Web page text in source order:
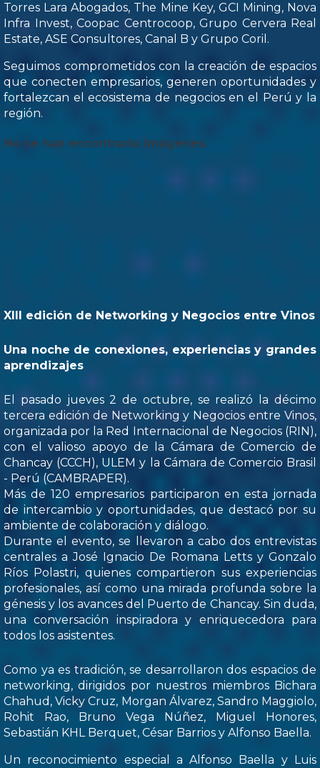
Torres Lara Abogados, The Mine Key, GCI Mining, Nova
Infra Invest, Coopac Centrocoop, Grupo Cervera Real
Estate, ASE Consultores, Canal B y Grupo Coril.
Seguimos comprometidos con la creación de espacios
que conecten empresarios, generen oportunidades y
fortalezcan el ecosistema de negocios en el Perú y la
región.
No se han encontrado imágenes.
XIII edición de Networking y Negocios entre Vinos
Una noche de conexiones, experiencias y grandes
aprendizajes
El pasado jueves 2 de octubre, se realizó la décimo
tercera edición de Networking y Negocios entre Vinos,
organizada por la Red Internacional de Negocios (RIN),
con el valioso apoyo de la Cámara de Comercio de
Chancay (CCCH), ULEM y la Cámara de Comercio Brasil
- Perú (CAMBRAPER).
Más de 120 empresarios participaron en esta jornada
de intercambio y oportunidades, que destacó por su
ambiente de colaboración y diálogo.
Durante el evento, se llevaron a cabo dos entrevistas
centrales a José Ignacio De Romana Letts y Gonzalo
Ríos Polastri, quienes compartieron sus experiencias
profesionales, así como una mirada profunda sobre la
génesis y los avances del Puerto de Chancay. Sin duda,
una conversación inspiradora y enriquecedora para
todos los asistentes.
Como ya es tradición, se desarrollaron dos espacios de
networking, dirigidos por nuestros miembros Bichara
Chahud, Vicky Cruz, Morgan Álvarez, Sandro Maggiolo,
Rohit Rao, Bruno Vega Núñez, Miguel Honores,
Sebastián KHL Berquet, César Barrios y Alfonso Baella.
Un reconocimiento especial a Alfonso Baella y Luis